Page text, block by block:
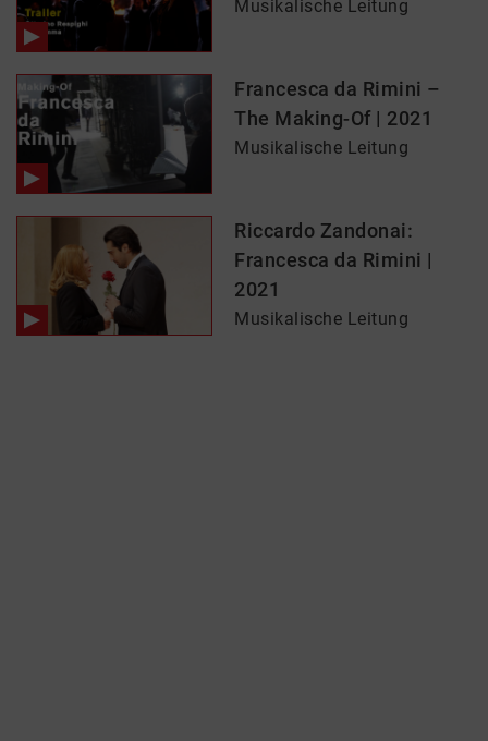
Musikalische Leitung
Francesca da Rimini –
The Making-Of | 2021
Musikalische Leitung
Riccardo Zandonai:
Francesca da Rimini |
2021
Musikalische Leitung